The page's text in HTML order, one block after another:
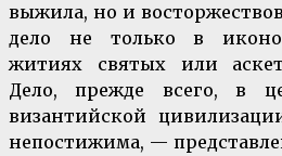
выжила, но и
дело не только в
житиях святых или
Дело, прежде всего, в
византийской
непостижима, —